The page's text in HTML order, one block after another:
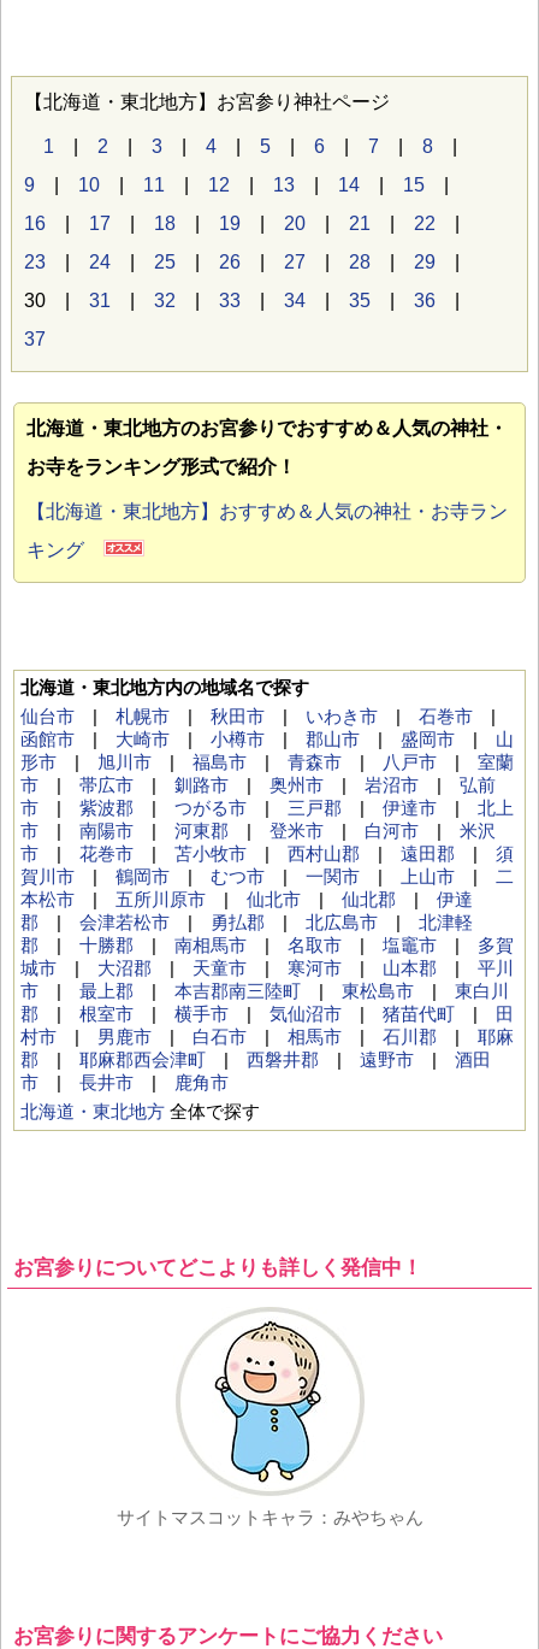
【北海道・東北地方】お宮参り神社ページ
1 2 3 4 5 6 7 8
9
10 11 12 13 14 15
16
17 18 19 20 21 22
23
24 25 26 27 28 29
30 | 31 32 33 34 35 36
37
北海道・東北地方のお宮参りでおすすめ＆人気の神社・
お寺をランキング形式で紹介！
【北海道・東北地方】おすすめ＆人気の神社・お寺ラン
キング
北海道・東北地方内の地域名で探す
仙台市 | 札幌市 | 秋田市 | いわき市 | 石巻市 |
函館市 | 大崎市 | 小樽市 | 郡山市 | 盛岡市 | 山
形市 | 旭川市 | 福島市 | 青森市 | 八戸市 | 室蘭
市 | 帯広市 | 釧路市 | 奥州市 | 岩沼市 | 弘前
市 | 紫波郡 | つがる市 | 三戸郡 | 伊達市 | 北上
市 | 南陽市 | 河東郡 | 登米市 | 白河市 | 米沢
市 | 花巻市 | 苫小牧市 | 西村山郡 | 遠田郡 | 須
賀川市 | 鶴岡市 | むつ市 | 一関市 | 上山市 |
二
本松市 | 五所川原市 | 仙北市 | 仙北郡 | 伊達
郡 | 会津若松市 | 勇払郡 | 北広島市 | 北津軽
郡 | 十勝郡 | 南相馬市 | 名取市 | 塩竈市 | 多賀
城市 | 大沼郡 | 天童市 | 寒河市 | 山本郡 | 平川
市 | 最上郡 | 本吉郡南三陸町 | 東松島市 | 東白川
郡 | 根室市 | 横手市 | 気仙沼市 | 猪苗代町 | 田
村市 | 男鹿市 | 白石市 | 相馬市 | 石川郡 | 耶麻
郡 | 耶麻郡西会津町 | 西磐井郡 | 遠野市 | 酒田
市 | 長井市 |
鹿角市
北海道・東北地方 全体で探す
お宮参りについてどこよりも詳しく発信中！
サイトマスコットキャラ：みやちゃん
お宮参りに関するアンケートにご協力ください